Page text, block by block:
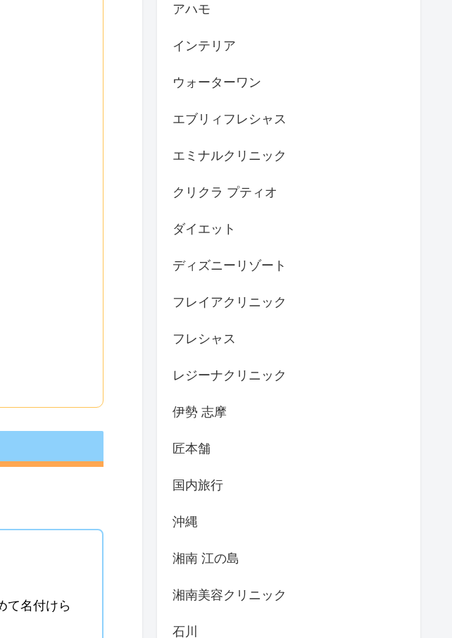
て名付けら
アハモ
インテリア
ウォーターワン
エブリィフレシャス
エミナルクリニック
クリクラ プティオ
ダイエット
ディズニーリゾート
フレイアクリニック
フレシャス
レジーナクリニック
伊勢 志摩
匠本舗
国内旅行
沖縄
湘南 江の島
湘南美容クリニック
石川